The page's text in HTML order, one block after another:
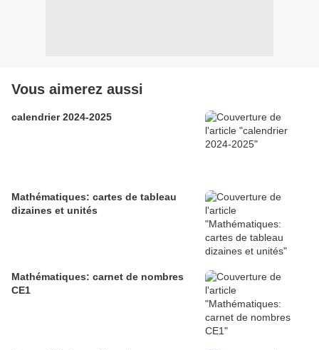
Vous aimerez aussi
calendrier 2024-2025
Mathématiques: cartes de tableau
dizaines et unités
Mathématiques: carnet de nombres
CE1